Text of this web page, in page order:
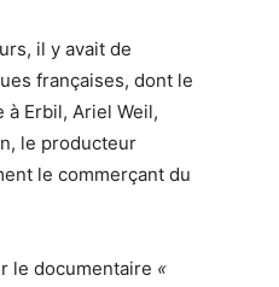
il y avait de
françaises, dont le
Erbil, Ariel Weil,
le producteur
le commerçant du
le documentaire «